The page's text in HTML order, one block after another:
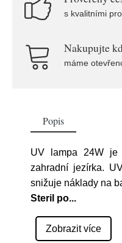
s kvalitními
Nakupujte
máme
Popis
UV lampa 24W
zahradní jezírka.
snižuje náklady na
Steril po...
Zobrazit více